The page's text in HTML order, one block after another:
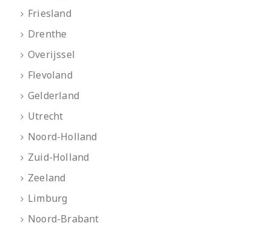
Friesland
Drenthe
Overijssel
Flevoland
Gelderland
Utrecht
Noord-Holland
Zuid-Holland
Zeeland
Limburg
Noord-Brabant